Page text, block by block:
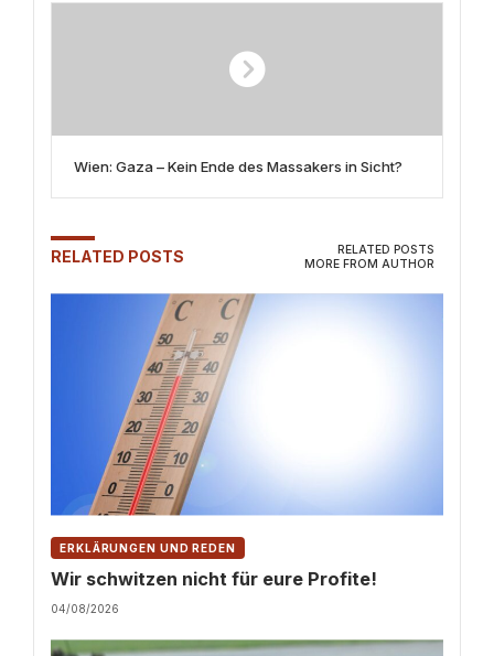
Wien: Gaza – Kein Ende des Massakers in Sicht?
RELATED POSTS
RELATED POSTS
MORE FROM AUTHOR
ERKLÄRUNGEN UND REDEN
Wir schwitzen nicht für eure Profite!
04/08/2026